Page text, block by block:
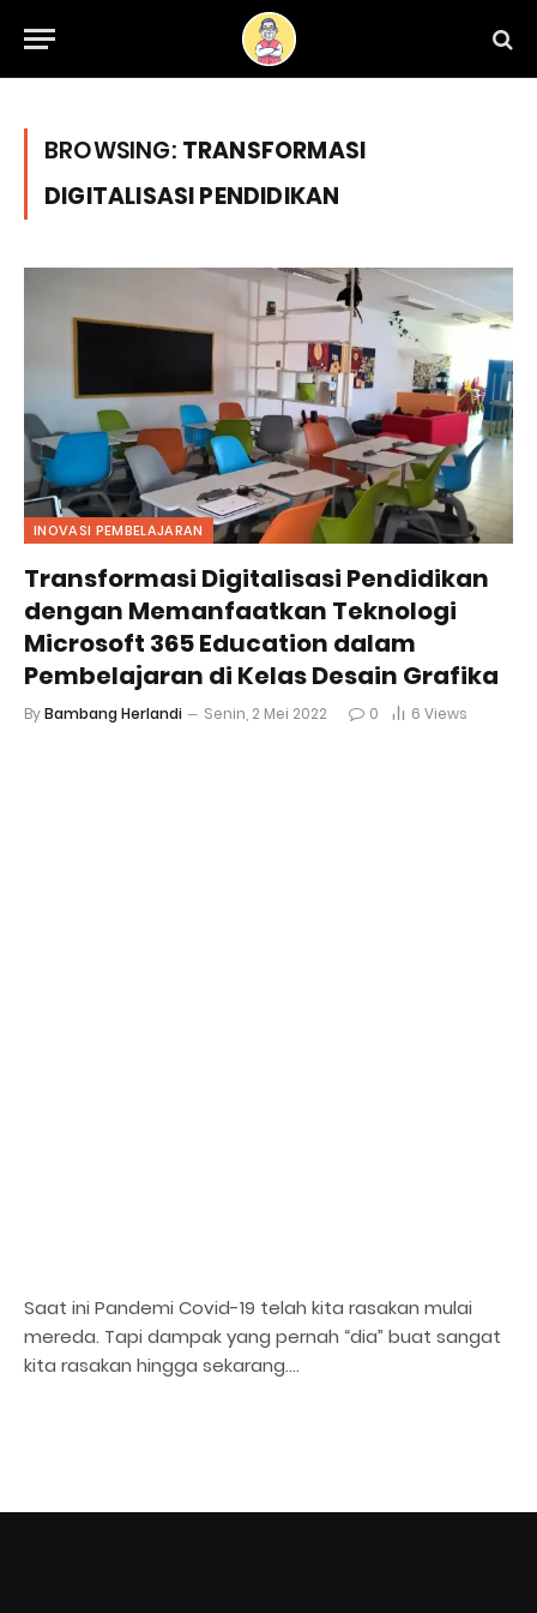
BROWSING: TRANSFORMASI
DIGITALISASI PENDIDIKAN
INOVASI PEMBELAJARAN
Transformasi Digitalisasi Pendidikan
dengan Memanfaatkan Teknologi
Microsoft 365 Education dalam
Pembelajaran di Kelas Desain Grafika
ByBambang Herlandi Senin, 2 Mei 2022 0 6 Views
Saat ini Pandemi Covid-19 telah kita rasakan mulai
mereda. Tapi dampak yang pernah “dia” buat sangat
kita rasakan hingga sekarang.…